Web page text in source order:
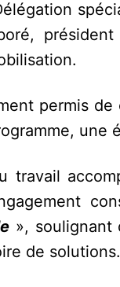
permis
une
travail
», soulignant
de solutions.